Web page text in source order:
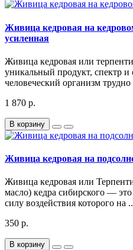
Живица кедровая на
усиленная
Живица кедровая или
уникальный продукт, спектр и
человеческий организм трудно
1 870 р.
В корзину
Живица кедровая на
Живица кедровая или
масло) кедра сибирского —
силу воздействия которого на ..
350 р.
В корзину